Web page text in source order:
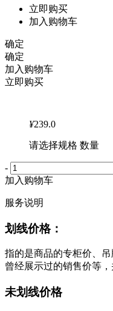
立即购买
加入购物车
确定
确定
加入购物车
立即购买
¥239.0
请选择规格 数量
-
加入购物车
服务说明
划线价格：
指的是商品的专柜价、
曾经展示过的销售价等
未划线价格